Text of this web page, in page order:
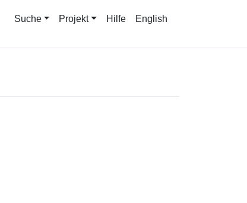
Suche Projekt Hilfe English